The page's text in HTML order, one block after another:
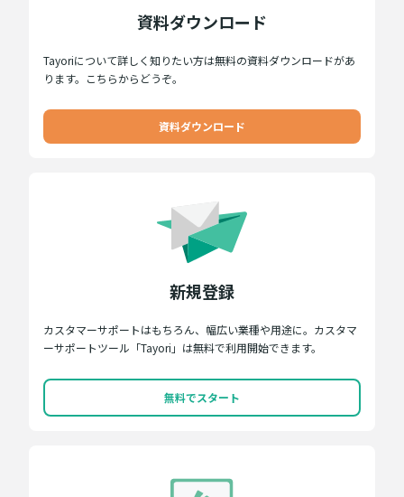
資料ダウンロード
Tayoriについて詳しく知りたい方は無料の資料ダウンロードがあ
ります。こちらからどうぞ。
資料ダウンロード
新規登録
カスタマーサポートはもちろん、幅広い業種や用途に。カスタマ
ーサポートツール「Tayori」は無料で利用開始できます。
無料でスタート